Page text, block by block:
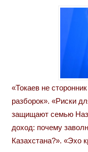
«Токаев не
разборок». «Риски
защищают семью
доход: почему
Казахстана?». «Эхо